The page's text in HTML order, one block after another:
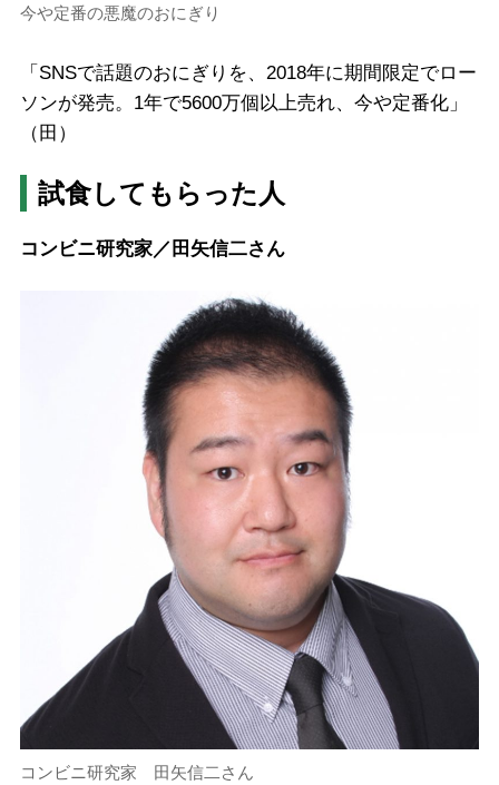
今や定番の悪魔のおにぎり
「SNSで話題のおにぎりを、2018年に期間限定でロー
ソンが発売。1年で5600万個以上売れ、今や定番化」
（田）
試食してもらった人
コンビニ研究家／田矢信二さん
コンビニ研究家 田矢信二さん